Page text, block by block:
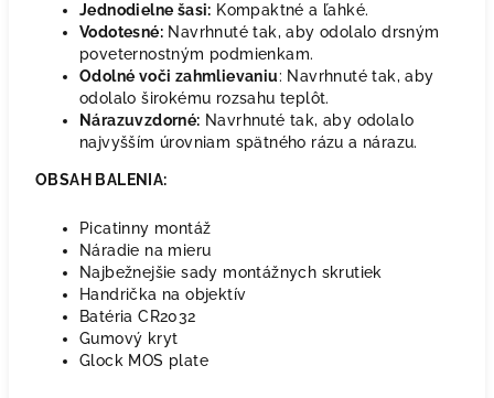
Jednodielne šasi: Kompaktné a ľahké.
Vodotesné: Navrhnuté tak, aby odolalo drsným
poveternostným podmienkam.
Odolné voči zahmlievaniu: Navrhnuté tak, aby
odolalo širokému rozsahu teplôt.
Nárazuvzdorné: Navrhnuté tak, aby odolalo
najvyšším úrovniam spätného rázu a nárazu.
OBSAH BALENIA:
Picatinny montáž
Náradie na mieru
Najbežnejšie sady montážnych skrutiek
Handrička na objektív
Batéria CR2032
Gumový kryt
Glock MOS plate